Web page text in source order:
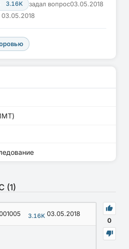
3.16K задал вопрос03.05.2018
03.05.2018
(1)
0
3.16K 03.05.2018